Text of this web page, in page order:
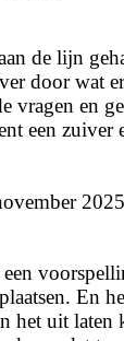
de lijn
door wat
vragen en
een
2025
En
het uit